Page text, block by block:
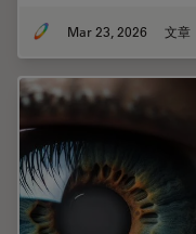
Mar 23, 2026 文章